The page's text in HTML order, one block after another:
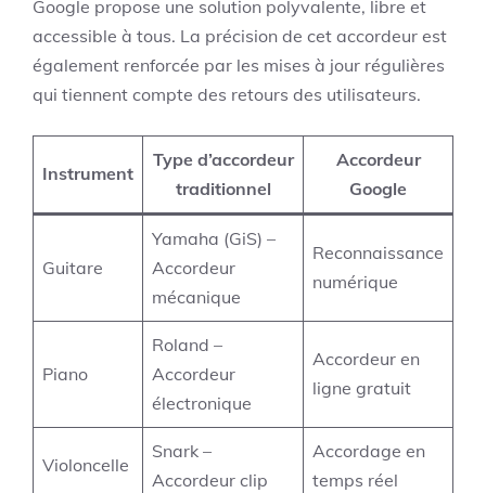
Google propose une solution polyvalente, libre et
accessible à tous. La précision de cet accordeur est
également renforcée par les mises à jour régulières
qui tiennent compte des retours des utilisateurs.
Instrument
Type d’accordeur
traditionnel
Accordeur
Google
Guitare
Yamaha (GiS) –
Accordeur
mécanique
Reconnaissance
numérique
Piano
Roland –
Accordeur
électronique
Accordeur en
ligne gratuit
Violoncelle
Snark –
Accordeur clip
Accordage en
temps réel